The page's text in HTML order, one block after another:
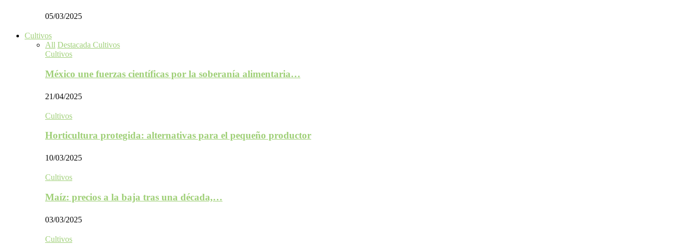
05/03/2025
Cultivos
All Destacada Cultivos
Cultivos
México une fuerzas científicas por la soberanía alimentaria…
21/04/2025
Cultivos
Horticultura protegida: alternativas para el pequeño productor
10/03/2025
Cultivos
Maíz: precios a la baja tras una década,…
03/03/2025
Cultivos